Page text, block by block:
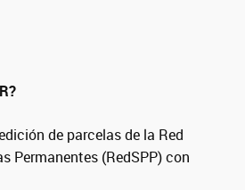
de parcelas de la Red
Permanentes (RedSPP) con